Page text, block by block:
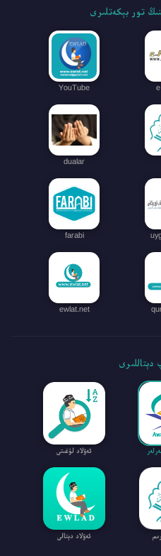
تور بېكەتلىرى
YouTube
dualar
farabi
ewlat.net
دېتاللىرى
ئەۋلاد لۇغىتى
ئەۋلاد دېتالى